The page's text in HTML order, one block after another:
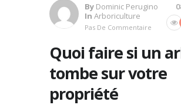
By Dominic Perugino
In Arboriculture
Pas De Commentaire
Quoi faire si un
tombe sur votre
propriété